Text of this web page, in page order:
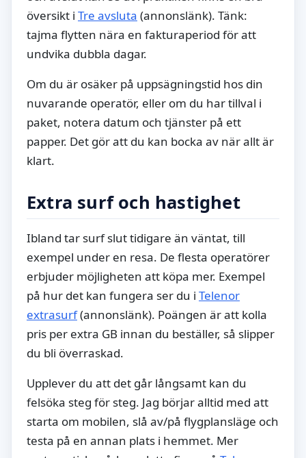
översikt i Tre avsluta (annonslänk). Tänk:
tajma flytten nära en fakturaperiod för att
undvika dubbla dagar.
Om du är osäker på uppsägningstid hos din
nuvarande operatör, eller om du har tillval i
paket, notera datum och tjänster på ett
papper. Det gör att du kan bocka av när allt är
klart.
Extra surf och hastighet
Ibland tar surf slut tidigare än väntat, till
exempel under en resa. De flesta operatörer
erbjuder möjligheten att köpa mer. Exempel
på hur det kan fungera ser du i Telenor
extrasurf(annonslänk). Poängen är att kolla
pris per extra GB innan du beställer, så slipper
du bli överraskad.
Upplever du att det går långsamt kan du
felsöka steg för steg. Jag börjar alltid med att
starta om mobilen, slå av/på flygplansläge och
testa på en annan plats i hemmet. Mer